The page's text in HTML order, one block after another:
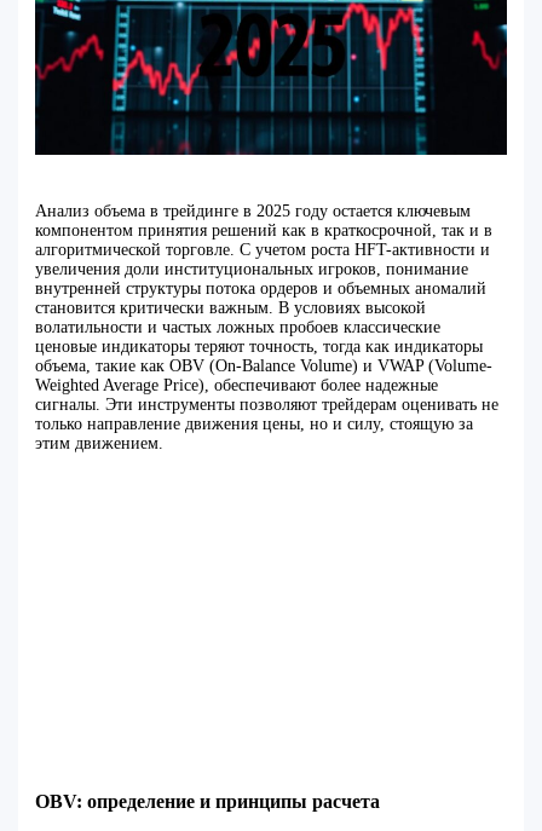
Анализ объема в трейдинге в 2025 году остается ключевым
компонентом принятия решений как в краткосрочной, так и в
алгоритмической торговле. С учетом роста HFT-активности и
увеличения доли институциональных игроков, понимание
внутренней структуры потока ордеров и объемных аномалий
становится критически важным. В условиях высокой
волатильности и частых ложных пробоев классические
ценовые индикаторы теряют точность, тогда как индикаторы
объема, такие как OBV (On-Balance Volume) и VWAP (Volume-
Weighted Average Price), обеспечивают более надежные
сигналы. Эти инструменты позволяют трейдерам оценивать не
только направление движения цены, но и силу, стоящую за
этим движением.
OBV: определение и принципы расчета